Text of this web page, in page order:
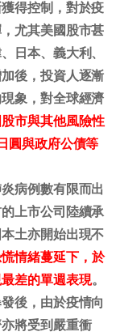
得控制，對於疫
尤其美國股市甚
日本、義大利、
後，投資人逐漸
象，對全球經濟
市與其他風險性
圓與政府公債等
病例數有限而出
上市公司陸續承
土亦開始出現不
情緒蔓延下，於
差的單週表現。
後，由於疫情向
將受到嚴重衝